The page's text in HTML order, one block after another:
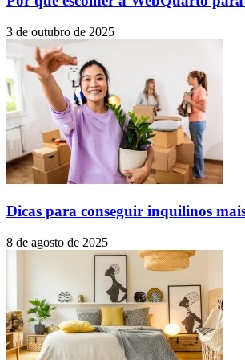
3 de outubro de 2025
Dicas para conseguir inquilinos
8 de agosto de 2025